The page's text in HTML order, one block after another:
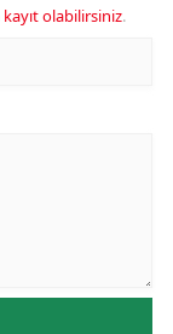
kayıt olabilirsiniz.